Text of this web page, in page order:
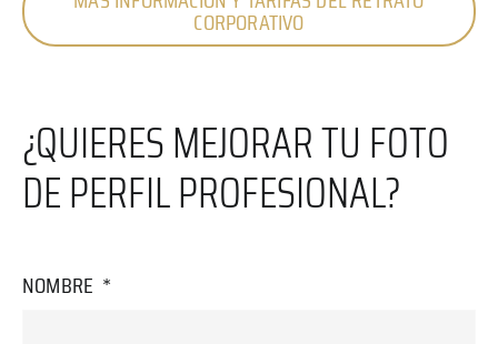
CORPORATIVO
¿QUIERES MEJORAR TU FOTO
DE PERFIL PROFESIONAL?
NOMBRE